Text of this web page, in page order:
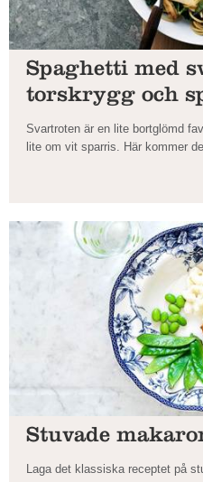
Spaghetti med
torskrygg och
Svartroten är en lite bortglömd
lite om vit sparris. Här kommer
Stuvade
Laga det klassiska receptet på